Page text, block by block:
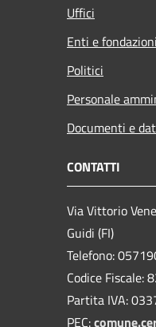
Uffici
Enti e fondazioni
Politici
Personale
Documenti e
CONTATTI
Via Vittorio
Guidi (FI)
Telefono:
Codice Fiscale:
Partita IVA:
PEC: